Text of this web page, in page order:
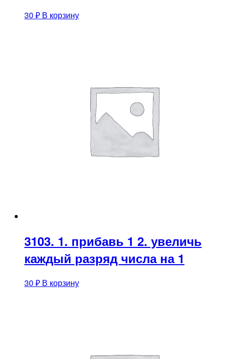
30 ₽ В корзину
3103. 1. прибавь 1 2. увеличь
каждый разряд числа на 1
30 ₽ В корзину